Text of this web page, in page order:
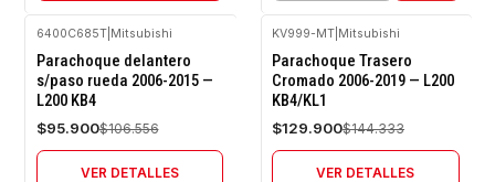
-10%
OFF
Agotado
6400C685T| Mitsubishi
Parachoque delantero
s/paso rueda 2006-2015 —
L200 KB4
$95.900$106.556
VER DETALLES
-10%
OFF
Agotado
KV999-MT Mitsubishi
Parachoque Trasero
Cromado 2006-2019 — L200
KB4/KL1
$129.900$144.333
VER DETALLES